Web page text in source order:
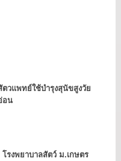
ตวแพทย์ใช้บำรุงสุนัขสูงวัย
อน
รงพยาบาลสัตว์ ม.เกษตร